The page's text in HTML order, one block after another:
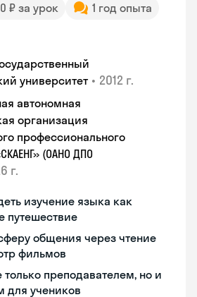
₽ за урок
1 год опыта
университет • 2012 г.
автономная
организация
профессионального
(ОАНО ДПО
г.
изучение языка как
путешествие
общения через чтение
фильмов
только преподавателем, но и
для учеников